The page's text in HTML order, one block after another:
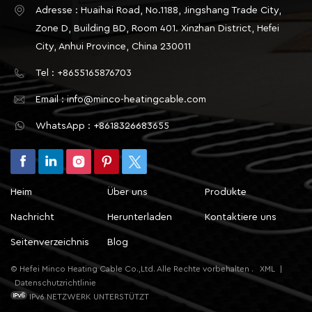
ein wichtiger Schritt, um die Leistung des
Fußbodenheizungssystems sicherzustellen. Wir
müssen das grundlegende Funktionsprinzip und die
Fußbodenheizkabel werden üblicherweise in zwei
Typen unterteilt: Einzelführungskabel und
Doppelführungskabel. Unter einadrigen Kabeln
versteht man Kabel mit nur einer Stromschleife,
während zweiadrige Kabel über zwei
Stromschleifen verfügen, die Wärme in beide
Richtungen übertragen können. Aufgrund ihrer
höheren thermischen Effizienz und gleichmäßigeren
Wärmeverteilung gelten im Allgemeinen
zweiadrige Kabel als die bessere Wahl. Allerdings
sind auch die Kosten für das zweiadrige Kabel relativ
höher. Nach der Bestimmung des Kabeltyps erfolgt
im nächsten Schritt die Berechnung der benötigten
Kabellänge. Dies muss auf Grundlage der
Adresse : Huaihai Road, No.1188, Jingshang Trade City,
Zone D, Building BD, Room 401. Xinzhan District, Hefei
City, Anhui Province, China 230011
Tel : +8655165876703
Email : info@minco-heatingcable.com
WhatsApp : +8618326683655
Heim Über uns Produkte
Nachricht Herunterladen Kontaktiere uns
Seitenverzeichnis Blog
© Hefei Minco Heating Cable Co.,Ltd. Alle Rechte vorbehalten . XML
Datenschutzrichtlinie
IPv6 NETZWERK UNTERSTÜTZT